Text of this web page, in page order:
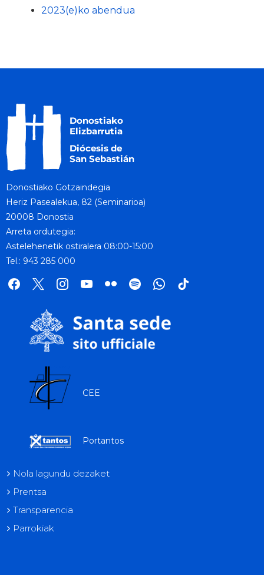
2023(e)ko abendua
Donostiako Gotzaindegia
Heriz Pasealekua, 82 (Seminarioa)
20008 Donostia
Arreta ordutegia:
Astelehenetik ostiralera 08:00-15:00
Tel.: 943 285 000
facebook
x instagramyoutube
flickr spotifywhatsapp
tik
CEE
Portantos
Nola lagundu dezaket
Prentsa
Transparencia
Parrokiak